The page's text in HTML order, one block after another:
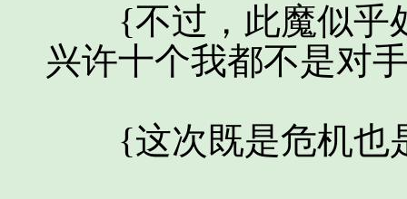
{不过，此魔似乎处
兴许十个我都不是对
{这次既是危机也